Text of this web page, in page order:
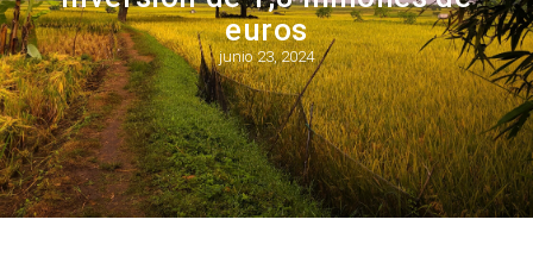
euros
junio 23, 2024